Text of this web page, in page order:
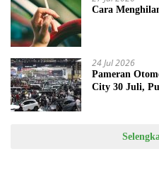
Cara
24 Jul 2026
Pameran
City 30 Juli,